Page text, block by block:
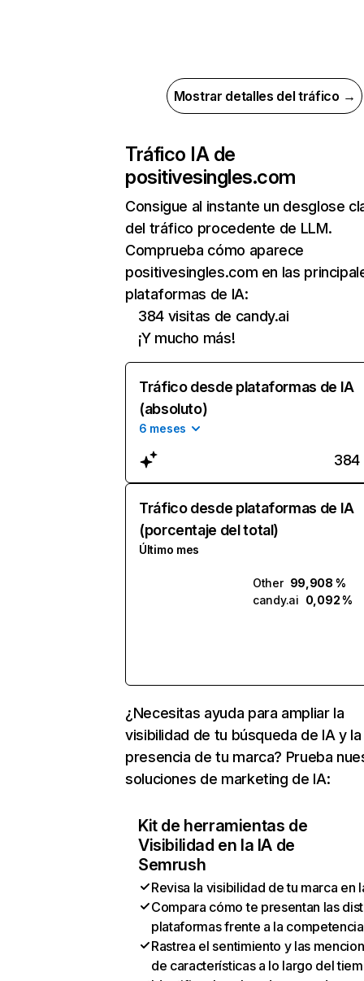
Mostrar detalles del tráfico →
Tráfico IA de
positivesingles.com
Consigue al instante un desglose
del tráfico procedente de LLM.
Comprueba cómo aparece
positivesingles.com en las
plataformas de IA:
384 visitas de candy.ai
¡Y mucho más!
Tráfico desde plataformas de IA
(absoluto)
6 meses
384
Tráfico desde plataformas de IA
(porcentaje del total)
Último mes
Other 99,908 %
candy.ai 0,092 %
¿Necesitas ayuda para ampliar la
visibilidad de tu búsqueda de IA y la
presencia de tu marca? Prueba
soluciones de marketing de IA:
Kit de herramientas de
Visibilidad en la IA de
Semrush
Revisa la visibilidad de tu marca en
Compara cómo te presentan las
plataformas frente a la competencia
Rastrea el sentimiento y las
de características a lo largo del